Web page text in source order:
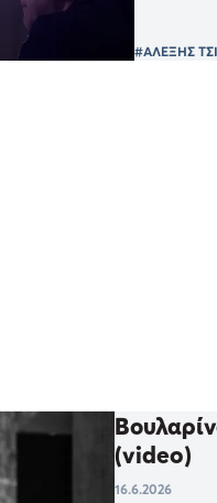
#ΑΛΕΞΗΣ
(video)
16.6.2026